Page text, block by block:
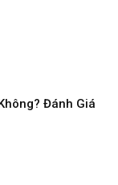
Đánh Giá